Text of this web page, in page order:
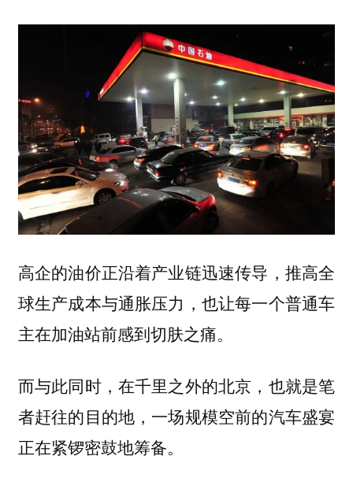
高企的油价正沿着产业链迅速传导，推高全
球生产成本与通胀压力，也让每一个普通车
主在加油站前感到切肤之痛。
而与此同时，在千里之外的北京，也就是笔
者赶往的目的地，一场规模空前的汽车盛宴
正在紧锣密鼓地筹备。